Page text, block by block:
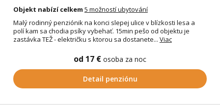
Objekt nabízí celkem 5 možností ubytování
Malý rodinný penziónik na konci slepej ulice v blízkosti lesa a
polí kam sa chodia psíky vybehať. 15min pešo od objektu je
zastávka TEŽ - električku s ktorou sa dostanete... Viac
od 17 € osoba za noc
Detail penziónu